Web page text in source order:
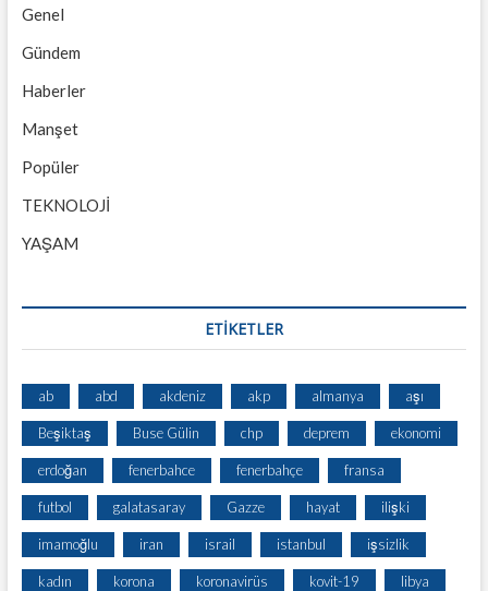
Genel
Gündem
Haberler
Manşet
Popüler
TEKNOLOJİ
YAŞAM
ETİKETLER
ab abd akdeniz akp almanya aşı
Beşiktaş Buse Gülin chp deprem ekonomi
erdoğan fenerbahce fenerbahçe fransa
futbol galatasaray Gazze hayat ilişki
imamoğlu iran israil istanbul işsizlik
kadın korona koronavirüs kovit-19 libya